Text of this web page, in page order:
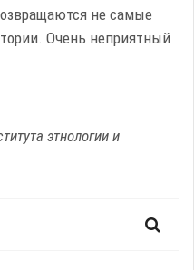
не самые
Очень неприятный
этнологии и